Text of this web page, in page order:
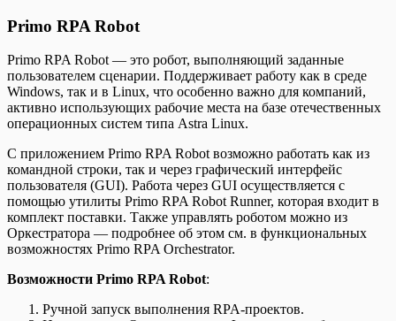
Primo RPA Robot
Primo RPA Robot — это робот, выполняющий заданные
пользователем сценарии. Поддерживает работу как в среде
Windows, так и в Linux, что особенно важно для компаний,
активно использующих рабочие места на базе отечественных
операционных систем типа Astra Linux.
С приложением Primo RPA Robot возможно работать как из
командной строки, так и через графический интерфейс
пользователя (GUI). Работа через GUI осуществляется с
помощью утилиты Primo RPA Robot Runner, которая входит в
комплект поставки. Также управлять роботом можно из
Оркестратора — подробнее об этом см. в функциональных
возможностях Primo RPA Orchestrator.
Возможности Primo RPA Robot:
Ручной запуск выполнения RPA-проектов.